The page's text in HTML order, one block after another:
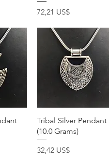
Precio
72,21 US$
Vista rápida
Tribal Silver Pendant
(10.0 Grams)
Precio
32,42 US$